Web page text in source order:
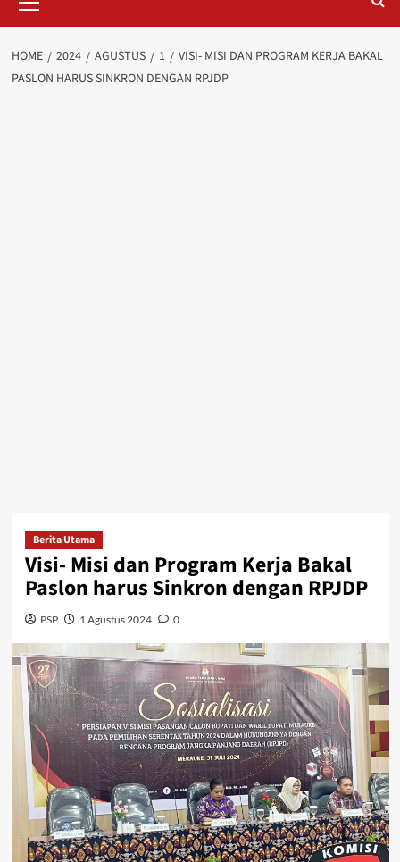
Menu
HOME 2024 AGUSTUS 1
VISI- MISI DAN PROGRAM KERJA BAKAL
PASLON HARUS SINKRON DENGAN RPJDP
Berita Utama
Visi- Misi dan Program Kerja Bakal
Paslon harus Sinkron dengan RPJDP
PSP 1 Agustus 2024 0